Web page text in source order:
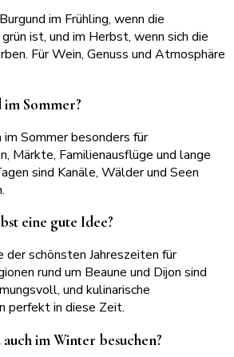
im Frühling, wenn die
ist, und im Herbst, wenn sich die
Für Wein, Genuss und Atmosphäre
Sommer?
im Sommer besonders für
Märkte, Familienausflüge und lange
sind Kanäle, Wälder und Seen
eine gute Idee?
der schönsten Jahreszeiten für
rund um Beaune und Dijon sind
und kulinarische
perfekt in diese Zeit.
im Winter besuchen?